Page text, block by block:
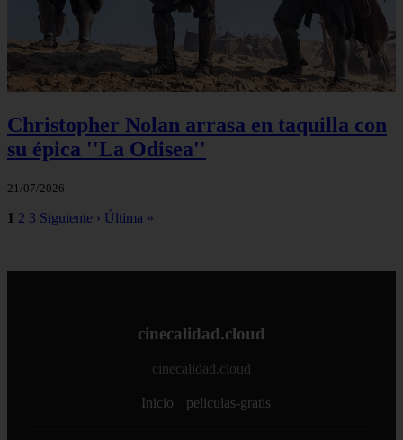
Christopher Nolan arrasa en taquilla con
su épica ''La Odisea''
21/07/2026
1 2 3 Siguiente › Última »
cinecalidad.cloud
cinecalidad.cloud
Inicio peliculas-gratis